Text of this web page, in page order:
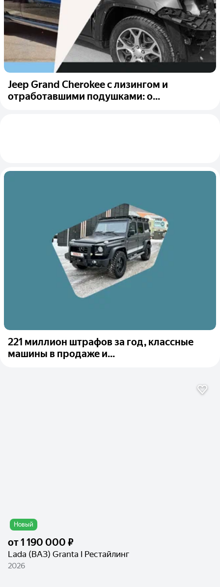
Jeep Grand Cherokee с лизингом и
отработавшими подушками: о...
221 миллион штрафов за год, классные
машины в продаже и...
Новый
от1 190 000 ₽
Lada (ВАЗ) Granta I Рестайлинг
2026